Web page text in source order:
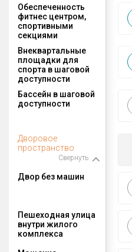
Обеспеченность
фитнес центром,
спортивными
секциями
Внеквартальные
площадки для
спорта в шаговой
доступности
Бассейн в шаговой
доступности
Дворовое
пространство
Свернуть
Двор без машин
Пешеходная улица
внутри жилого
комплекса